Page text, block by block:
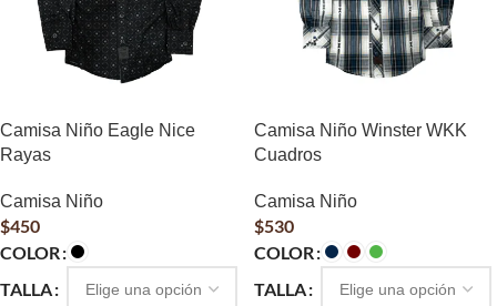
Camisa Niño Eagle Nice
Rayas
Camisa Niño
$450
COLOR
TALLA
Camisa Niño Winster WKK
Cuadros
Camisa Niño
$530
COLOR
TALLA